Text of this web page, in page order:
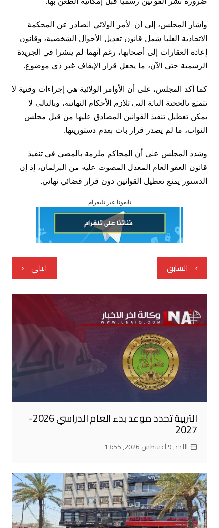
وأشار المجلس، إلى أن الأمر الولائي الصادر عن المحكمة
الاتحادية العليا شمل قانون تعديل الأحوال الشخصية، وقانون
إعادة العقارات إلى أصحابها، رغم أنهما لم ينشرا في الجريدة
الرسمية حتى الآن، ما يجعل قرار الإيقاف غير ذي موضوع.
كما أكد المجلس، على أن الأوامر الولائية هي إجراءات وقتية لا
تتمتع بالحجية الباتة التي تلازم الأحكام النهائية، وبالتالي لا
يمكن تعطيل تنفيذ القوانين المصادق عليها من قبل مجلس
النواب، ما لم يصدر قرار بات بعدم دستوريتها.
وشدد المجلس على أن المحاكم ملزمة بالمضي في تنفيذ
قانون العفو العام المعدل المصوت عليه من البرلمان، إذ إن
الدستور يمنع تعطيل القوانين دون قرار قضائي نهائي.
تابعونا عبر تليغرام
تصفّح
المقالات
السابق التالي
التربية تحدد موعد بدء العام الدراسي 2026-
2027
الأحد, 9 أغسطس 2026, 13:55